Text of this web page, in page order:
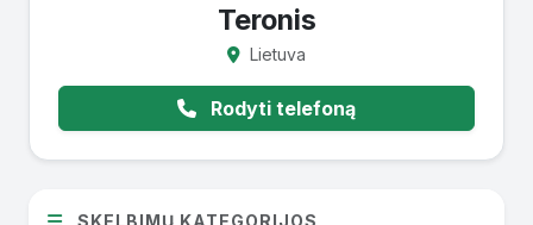
Teronis
Lietuva
Rodyti telefoną
SKELBIMŲ KATEGORIJOS